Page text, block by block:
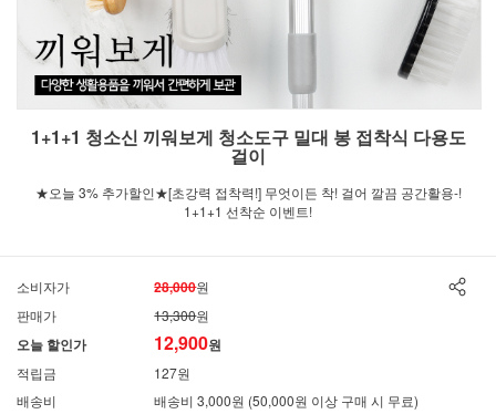
1+1+1 청소신 끼워보게 청소도구 밀대 봉 접착식 다용도
걸이
★오늘 3% 추가할인★[초강력 접착력!] 무엇이든 착! 걸어 깔끔 공간활용-!
1+1+1 선착순 이벤트!
소비자가 28,000원
판매가
13,300원
오늘 할인가 12,900원
적립금
127원
배송비
배송비 3,000원 (50,000원 이상 구매 시 무료)